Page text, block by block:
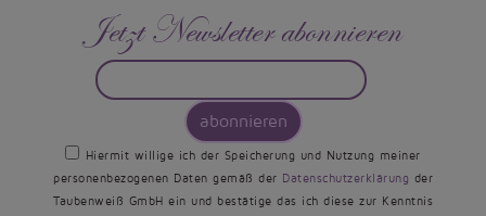
Jetzt Newsletter abonnieren
abonnieren
Hiermit willige ich der Speicherung und Nutzung meiner
personenbezogenen Daten gemäß der Datenschutzerklärung der
Taubenweiß GmbH ein und bestätige das ich diese zur Kenntnis